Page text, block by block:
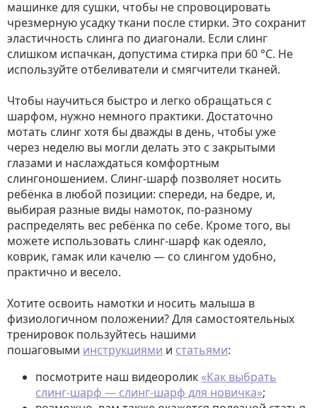
машинке для сушки, чтобы не спровоцировать
чрезмерную усадку ткани после стирки. Это сохранит
эластичность слинга по диагонали. Если слинг
слишком испачкан, допустима стирка при 60 °C. Не
используйте отбеливатели и смягчители тканей.
Чтобы научиться быстро и легко обращаться с
шарфом, нужно немного практики. Достаточно
мотать слинг хотя бы дважды в день, чтобы уже
через неделю вы могли делать это с закрытыми
глазами и наслаждаться комфортным
слингоношением. Слинг-шарф позволяет носить
ребёнка в любой позиции: спереди, на бедре, и,
выбирая разные виды намоток, по-разному
распределять вес ребёнка по себе. Кроме того, вы
можете использовать слинг-шарф как одеяло,
коврик, гамак или качелю — со слингом удобно,
практично и весело.
Хотите освоить намотки и носить малыша в
физиологичном положении? Для самостоятельных
тренировок пользуйтесь нашими
пошаговыми инструкциями и статьями:
посмотрите наш видеоролик «Как выбрать
слинг-шарф — слинг-шарф для новичка»;